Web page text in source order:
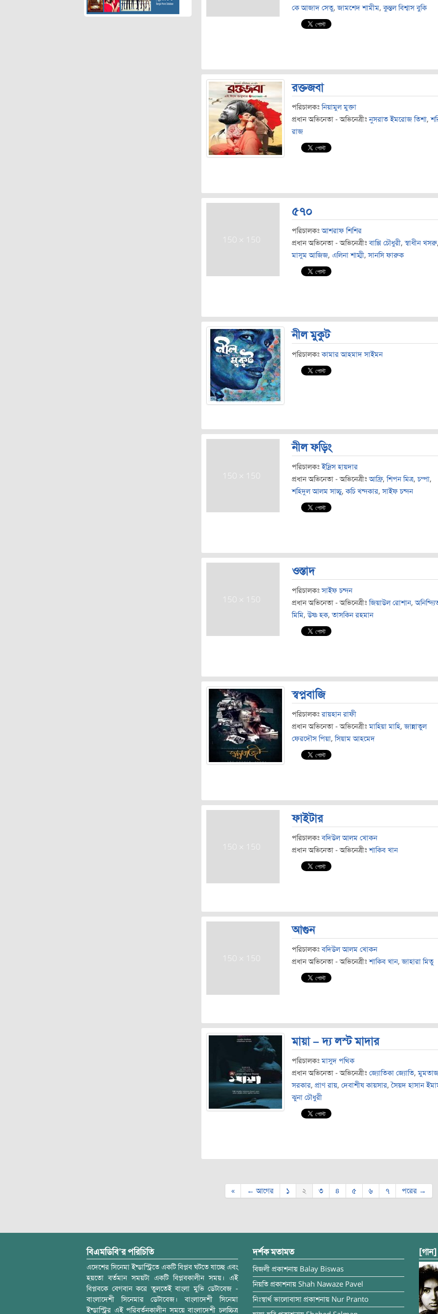
কে আজাদ সেতু,জামশেদ শামীম,কুন্তল বিশ্বাস বুকি
রক্তজবা
পরিচালকঃ নিয়ামুল মুক্তা
প্রধান অভিনেতা - অভিনেত্রীঃ নুসরাত ইমরোজ তিশা,
রাজ
৫৭০
পরিচালকঃ আশরাফ শিশির
প্রধান অভিনেতা - অভিনেত্রীঃ বাপ্পি চৌধুরী,স্বাধীন খসরু
মাসুম আজিজ, এলিনা শাম্মী,সানসি ফারুক
নীল মুকুট
পরিচালকঃ কামার আহমাদ সাইমন
নীল ফড়িং
পরিচালকঃ ইদ্রিস হায়দার
প্রধান অভিনেতা - অভিনেত্রীঃ আফ্রি,শিপন মিত্র,চম্পা,
শহিদুল আলম সাচ্চু,কচি খন্দকার,সাইফ চন্দন
ওস্তাদ
পরিচালকঃ সাইফ চন্দন
প্রধান অভিনেতা - অভিনেত্রীঃ জিয়াউল রোশান,
মিমি,উষ্ণ হক,তাসকিন রহমান
স্বপ্নবাজি
পরিচালকঃ রায়হান রাফী
প্রধান অভিনেতা - অভিনেত্রীঃ মাহিয়া মাহি,জান্নাতুল
ফেরদৌস পিয়া,সিয়াম আহমেদ
ফাইটার
পরিচালকঃ বদিউল আলম খোকন
প্রধান অভিনেতা - অভিনেত্রীঃ শাকিব খান
আগুন
পরিচালকঃ বদিউল আলম খোকন
প্রধান অভিনেতা - অভিনেত্রীঃ শাকিব খান,জাহারা মিতু
মায়া – দ্য লস্ট মাদার
পরিচালকঃ মাসুদ পথিক
প্রধান অভিনেতা - অভিনেত্রীঃ জ্যোতিকা জ্যোতি,
সরকার, প্রাণ রায়, দেবাশীষ কায়সার,সৈয়দ হাসান
ঝুনা চৌধুরী
Post navigation
« ← আগের ১ ২ ৩ ৪ ৫ ৬ ৭ পরের →
বিএমডিবি’র পরিচিতি
এদেশের সিনেমা ইন্ডাস্ট্রিতে একটি বিপ্লব ঘটতে যাচ্ছে এবং
হয়তো বর্তমান সময়টা একটি বিপ্লবকালীন সময়। এই
বিপ্লবকে বেগবান করে তুলতেই বাংলা মুভি ডেটাবেজ -
বাংলাদেশী সিনেমার ডেটাবেজ। বাংলাদেশী সিনেমা
ইন্ডাস্ট্রির এই পরিবর্তনকালীন সময়ে বাংলাদেশী চলচ্চিত্র
দর্শক মতামত
বিজলী প্রকাশনায় Balay Biswas
নিয়তি প্রকাশনায় Shah Nawaze Pavel
নিঃস্বার্থ ভালোবাসা প্রকাশনায় Nur Pranto
[গান]